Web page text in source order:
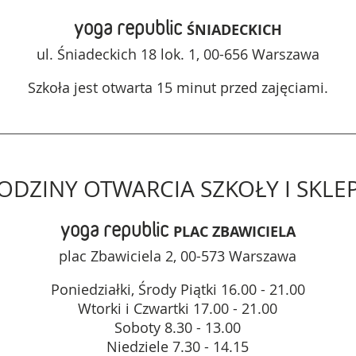
yoga republic ŚNIADECKICH
ul. Śniadeckich 18 lok. 1, 00-656 Warszawa
Szkoła jest otwarta 15 minut przed zajęciami.
OTWARCIA SZKOŁY I
yoga republic PLAC ZBAWICIELA
plac Zbawiciela 2, 00-573 Warszawa
Poniedziałki, Środy Piątki 16.00 - 21.00
Wtorki i Czwartki 17.00 - 21.00
Soboty 8.30 - 13.00
Niedziele 7.30 - 14.15